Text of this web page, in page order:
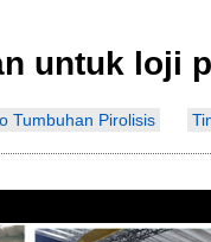
untuk loji
Tumbuhan Pirolisis